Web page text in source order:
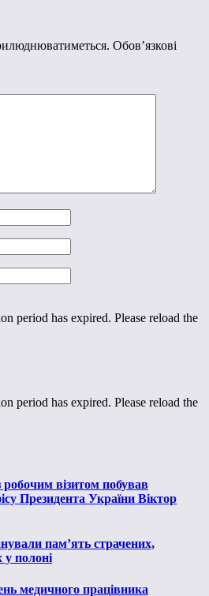
Обов’язкові
period has expired. Please reload the
period has expired. Please reload the
візитом побував
Президента України Віктор
пам’ять страчених,
у полоні
медичного працівника